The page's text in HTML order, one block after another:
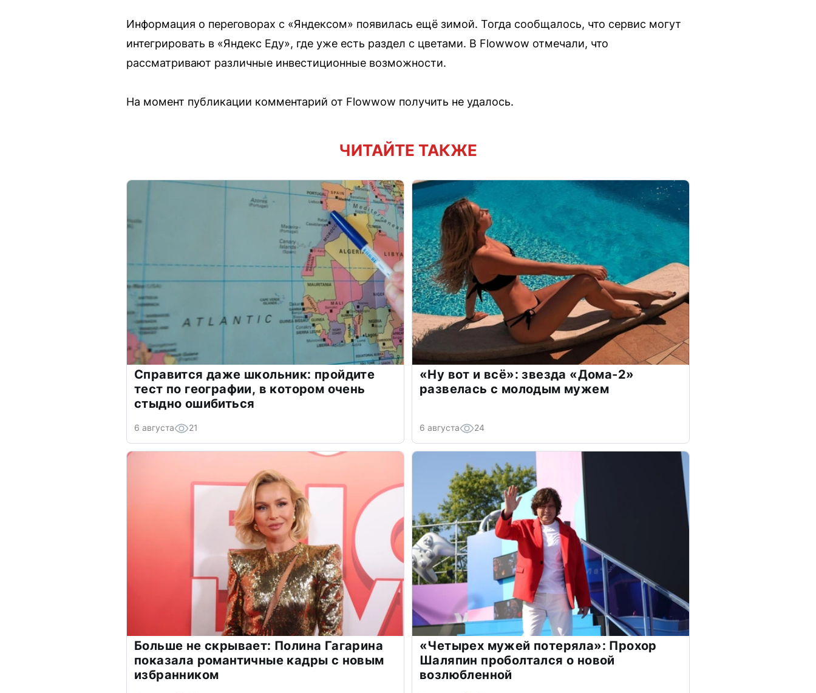
Информация о переговорах с «Яндексом» появилась ещё зимой. Тогда сообщалось, что сервис могут
интегрировать в «Яндекс Еду», где уже есть раздел с цветами. В Flowwow отмечали, что
рассматривают различные инвестиционные возможности.
На момент публикации комментарий от Flowwow получить не удалось.
ЧИТАЙТЕ ТАКЖЕ
Справится даже школьник: пройдите
тест по географии, в котором очень
стыдно ошибиться
6 августа 21
«Ну вот и всё»: звезда «Дома-2»
развелась с молодым мужем
6 августа 24
Больше не скрывает: Полина Гагарина
показала романтичные кадры с новым
избранником
«Четырех мужей потеряла»: Прохор
Шаляпин проболтался о новой
возлюбленной